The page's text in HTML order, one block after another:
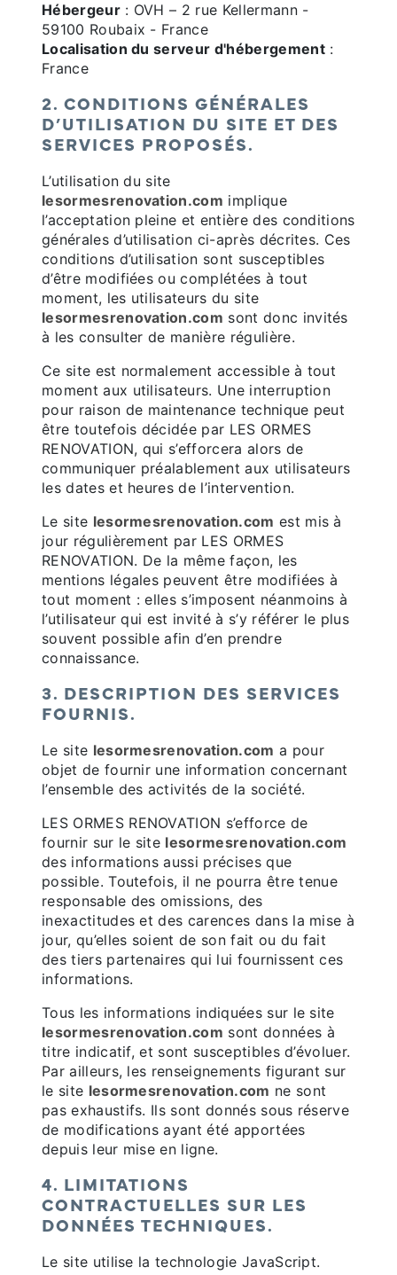
Hébergeur: OVH – 2 rue Kellermann -
59100 Roubaix - France
Localisation du serveur d'hébergement:
France
2. CONDITIONS GÉNÉRALES
D’UTILISATION DU SITE ET DES
SERVICES PROPOSÉS.
L’utilisation du site
lesormesrenovation.com implique
l’acceptation pleine et entière des conditions
générales d’utilisation ci-après décrites. Ces
conditions d’utilisation sont susceptibles
d’être modifiées ou complétées à tout
moment, les utilisateurs du site
lesormesrenovation.com sont donc invités
à les consulter de manière régulière.
Ce site est normalement accessible à tout
moment aux utilisateurs. Une interruption
pour raison de maintenance technique peut
être toutefois décidée par LES ORMES
RENOVATION, qui s’efforcera alors de
communiquer préalablement aux utilisateurs
les dates et heures de l’intervention.
Le site lesormesrenovation.com est mis à
jour régulièrement par LES ORMES
RENOVATION. De la même façon, les
mentions légales peuvent être modifiées à
tout moment : elles s’imposent néanmoins à
l’utilisateur qui est invité à s’y référer le plus
souvent possible afin d’en prendre
connaissance.
3. DESCRIPTION DES SERVICES
FOURNIS.
Le site lesormesrenovation.com a pour
objet de fournir une information concernant
l’ensemble des activités de la société.
LES ORMES RENOVATION s’efforce de
fournir sur le site lesormesrenovation.com
des informations aussi précises que
possible. Toutefois, il ne pourra être tenue
responsable des omissions, des
inexactitudes et des carences dans la mise à
jour, qu’elles soient de son fait ou du fait
des tiers partenaires qui lui fournissent ces
informations.
Tous les informations indiquées sur le site
lesormesrenovation.com sont données à
titre indicatif, et sont susceptibles d’évoluer.
Par ailleurs, les renseignements figurant sur
le site lesormesrenovation.com ne sont
pas exhaustifs. Ils sont donnés sous réserve
de modifications ayant été apportées
depuis leur mise en ligne.
4. LIMITATIONS
CONTRACTUELLES SUR LES
DONNÉES TECHNIQUES.
Le site utilise la technologie JavaScript.